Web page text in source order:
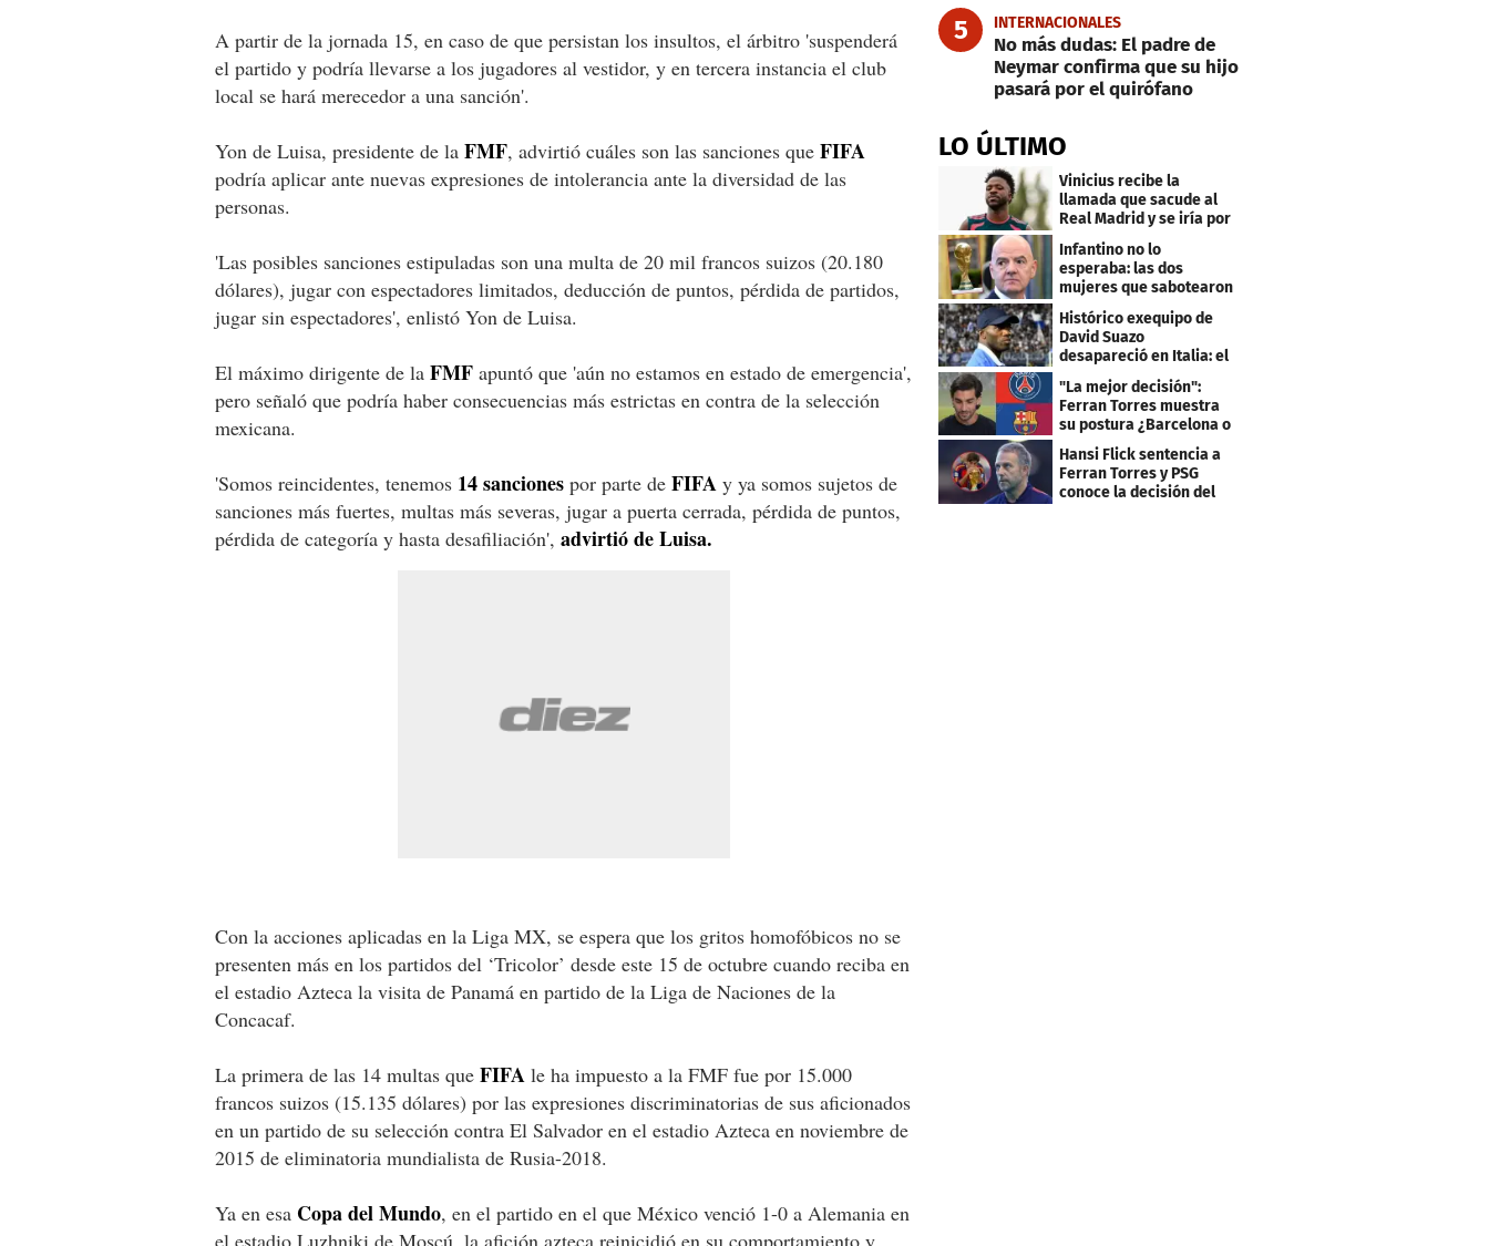
A partir de la jornada 15, en caso de que persistan los insultos, el árbitro 'suspenderá
el partido y podría llevarse a los jugadores al vestidor, y en tercera instancia el club
local se hará merecedor a una sanción'.
Yon de Luisa, presidente de la FMF, advirtió cuáles son las sanciones que FIFA
podría aplicar ante nuevas expresiones de intolerancia ante la diversidad de las
personas.
'Las posibles sanciones estipuladas son una multa de 20 mil francos suizos (20.180
dólares), jugar con espectadores limitados, deducción de puntos, pérdida de partidos,
jugar sin espectadores', enlistó Yon de Luisa.
El máximo dirigente de la FMF apuntó que 'aún no estamos en estado de emergencia',
pero señaló que podría haber consecuencias más estrictas en contra de la selección
mexicana.
'Somos reincidentes, tenemos 14 sanciones por parte de FIFA y ya somos sujetos de
sanciones más fuertes, multas más severas, jugar a puerta cerrada, pérdida de puntos,
pérdida de categoría y hasta desafiliación', advirtió de Luisa.
Con la acciones aplicadas en la Liga MX, se espera que los gritos homofóbicos no se
presenten más en los partidos del ‘Tricolor’ desde este 15 de octubre cuando reciba en
el estadio Azteca la visita de Panamá en partido de la Liga de Naciones de la
Concacaf.
La primera de las 14 multas que FIFA le ha impuesto a la FMF fue por 15.000
francos suizos (15.135 dólares) por las expresiones discriminatorias de sus aficionados
en un partido de su selección contra El Salvador en el estadio Azteca en noviembre de
2015 de eliminatoria mundialista de Rusia-2018.
Ya en esa Copa del Mundo, en el partido en el que México venció 1-0 a Alemania en
el estadio Luzhniki de Moscú, la afición azteca reinicidió en su comportamiento y
5 INTERNACIONALES
No más dudas: El padre de
Neymar confirma que su hijo
pasará por el quirófano
LO ÚLTIMO
Vinicius recibe la
llamada que sacude al
Real Madrid y se iría por
este salario
Infantino no lo
esperaba: las dos
mujeres que sabotearon
sus planes con el
Mundial
Histórico exequipo de
David Suazo
desapareció en Italia: el
fin de una era
"La mejor decisión":
Ferran Torres muestra
su postura ¿Barcelona o
PSG?
Hansi Flick sentencia a
Ferran Torres y PSG
conoce la decisión del